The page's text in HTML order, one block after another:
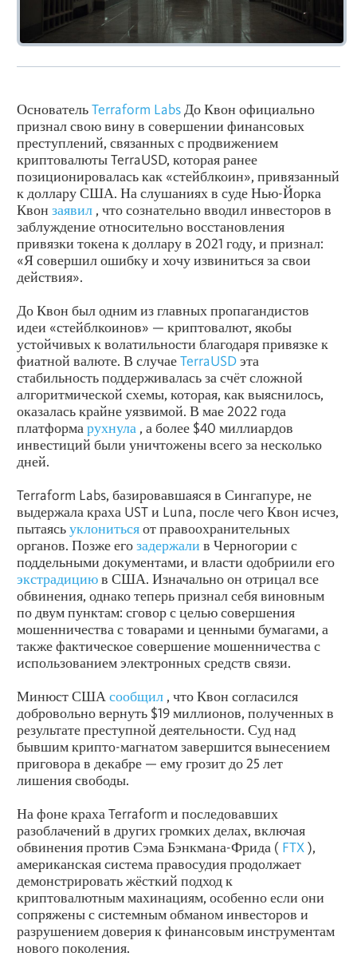
ОсновательTerraform Labs До Квон официально
признал свою вину в совершении финансовых
преступлений, связанных с продвижением
криптовалюты TerraUSD, которая ранее
позиционировалась как «стейблкоин», привязанный
к доллару США. На слушаниях в суде Нью-Йорка
Квон заявил , что сознательно вводил инвесторов в
заблуждение относительно восстановления
привязки токена к доллару в 2021 году, и признал:
«Я совершил ошибку и хочу извиниться за свои
действия».
До Квон был одним из главных пропагандистов
идеи «стейблкоинов» — криптовалют, якобы
устойчивых к волатильности благодаря привязке к
фиатной валюте. В случаеTerraUSDэта
стабильность поддерживалась за счёт сложной
алгоритмической схемы, которая, как выяснилось,
оказалась крайне уязвимой. В мае 2022 года
платформа рухнула , а более $40 миллиардов
инвестиций были уничтожены всего за несколько
дней.
Terraform Labs, базировавшаяся в Сингапуре, не
выдержала краха UST и Luna, после чего Квон исчез,
пытаясьуклонитьсяот правоохранительных
органов. Позже его задержали в Черногории с
поддельными документами, и власти одобриили его
экстрадициюв США. Изначально он отрицал все
обвинения, однако теперь признал себя виновным
по двум пунктам: сговор с целью совершения
мошенничества с товарами и ценными бумагами, а
также фактическое совершение мошенничества с
использованием электронных средств связи.
Минюст США сообщил , что Квон согласился
добровольно вернуть $19 миллионов, полученных в
результате преступной деятельности. Суд над
бывшим крипто-магнатом завершится вынесением
приговора в декабре — ему грозит до 25 лет
лишения свободы.
На фоне краха Terraform и последовавших
разоблачений в других громких делах, включая
обвинения против Сэма Бэнкмана-Фрида ( FTX ),
американская система правосудия продолжает
демонстрировать жёсткий подход к
криптовалютным махинациям, особенно если они
сопряжены с системным обманом инвесторов и
разрушением доверия к финансовым инструментам
нового поколения.